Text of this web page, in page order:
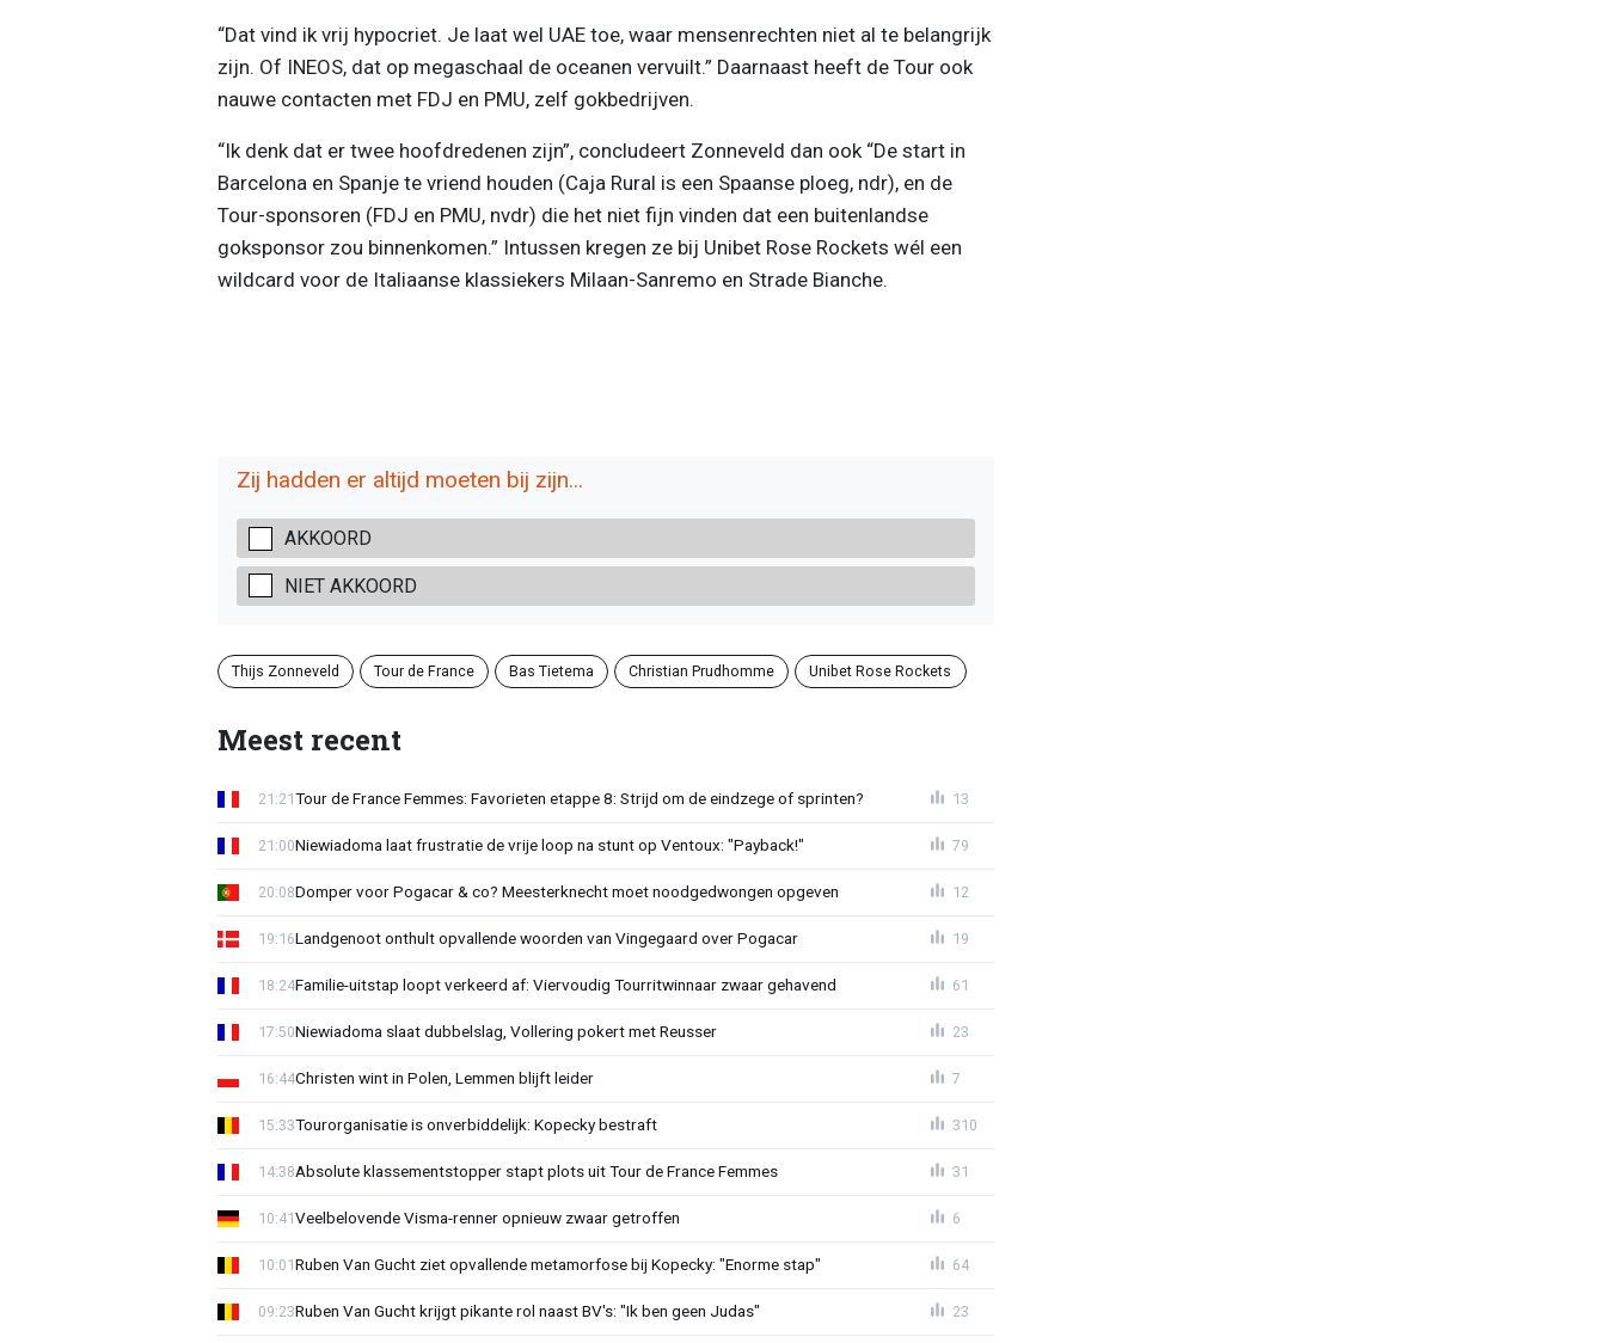
“Dat vind ik vrij hypocriet. Je laat wel UAE toe, waar mensenrechten niet al te belangrijk
zijn. Of INEOS, dat op megaschaal de oceanen vervuilt.” Daarnaast heeft de Tour ook
nauwe contacten met FDJ en PMU, zelf gokbedrijven.
“Ik denk dat er twee hoofdredenen zijn”, concludeert Zonneveld dan ook “De start in
Barcelona en Spanje te vriend houden (Caja Rural is een Spaanse ploeg, ndr), en de
Tour-sponsoren (FDJ en PMU, nvdr) die het niet fijn vinden dat een buitenlandse
goksponsor zou binnenkomen.” Intussen kregen ze bij Unibet Rose Rockets wél een
wildcard voor de Italiaanse klassiekers Milaan-Sanremo en Strade Bianche.
Zij hadden er altijd moeten bij zijn...
AKKOORD
NIET AKKOORD
Thijs Zonneveld Tour de France Bas Tietema Christian Prudhomme Unibet Rose Rockets
Meest recent
Tour de France Femmes: Favorieten etappe 8: Strijd om de eindzege of sprinten?
21:21 13
Niewiadoma laat frustratie de vrije loop na stunt op Ventoux: "Payback!"
21:00 79
Domper voor Pogacar & co? Meesterknecht moet noodgedwongen opgeven
20:08 12
Landgenoot onthult opvallende woorden van Vingegaard over Pogacar
19:16 19
Familie-uitstap loopt verkeerd af: Viervoudig Tourritwinnaar zwaar gehavend
18:24 61
Niewiadoma slaat dubbelslag, Vollering pokert met Reusser
17:50 23
Christen wint in Polen, Lemmen blijft leider
16:44 7
Tourorganisatie is onverbiddelijk: Kopecky bestraft
15:33 310
Absolute klassementstopper stapt plots uit Tour de France Femmes
14:38 31
Veelbelovende Visma-renner opnieuw zwaar getroffen
10:41 6
Ruben Van Gucht ziet opvallende metamorfose bij Kopecky: "Enorme stap"
10:01 64
Ruben Van Gucht krijgt pikante rol naast BV's: "Ik ben geen Judas"
09:23 23